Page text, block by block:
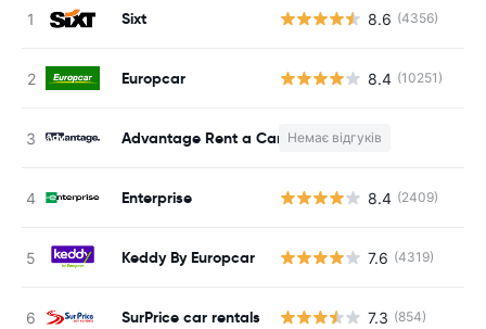
Sixt 8.6 (4356)
Europcar 8.4 (10251)
Advantage Rent a Car Немає відгуків
Enterprise 8.4 (2409)
Keddy By Europcar 7.6 (4319)
SurPrice car rentals 7.3 (854)